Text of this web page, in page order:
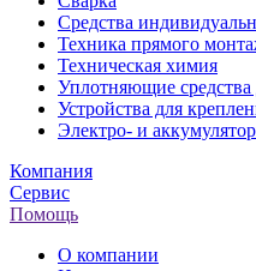
Средства
Техника прямого
Техническая химия
Уплотняющие средства
Устройства для
Электро- и
Компания
Сервис
Помощь
О компании